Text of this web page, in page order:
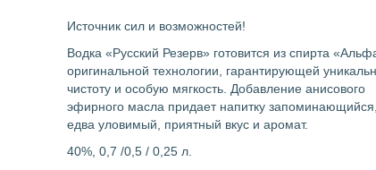
Источник сил и возможностей!
Водка «Русский Резерв» готовится из спирта
оригинальной технологии, гарантирующей
чистоту и особую мягкость. Добавление анисового
эфирного масла придает напитку запоминающийся,
едва уловимый, приятный вкус и аромат.
40%, 0,7 /0,5 / 0,25 л.